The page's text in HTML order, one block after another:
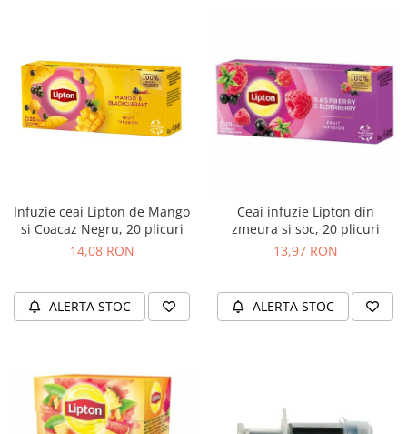
Infuzie ceai Lipton de Mango
si Coacaz Negru, 20 plicuri
14,08 RON
ALERTA STOC
Ceai infuzie Lipton din
zmeura si soc, 20 plicuri
13,97 RON
ALERTA STOC